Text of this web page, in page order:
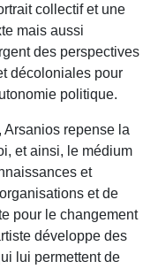
collectif et une
mais aussi
des perspectives
décoloniales pour
politique.
Arsanios repense la
et ainsi, le médium
et
et de
pour le changement
développe des
lui permettent de